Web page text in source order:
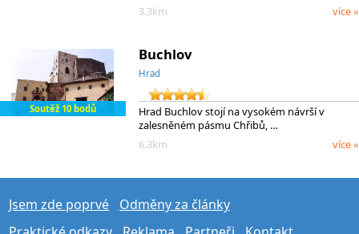
3.3km
více »
Soutěž 10 bodů
Buchlov
Hrad
Hrad Buchlov stojí na vysokém návrší v
zalesněném pásmu Chřibů, …
6.3km
více »
Jsem zde poprvé
Odměny za články